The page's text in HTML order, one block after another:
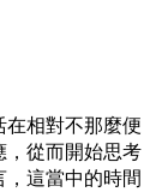
在相對不那麼便
，從而開始思考
這當中的時間